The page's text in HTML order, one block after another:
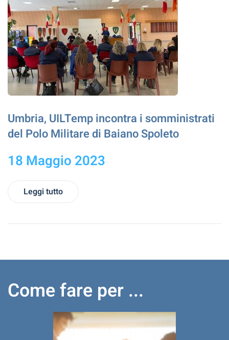
Umbria, UILTemp incontra i somministrati
del Polo Militare di Baiano Spoleto
18 Maggio 2023
Leggi tutto
Come fare per ...